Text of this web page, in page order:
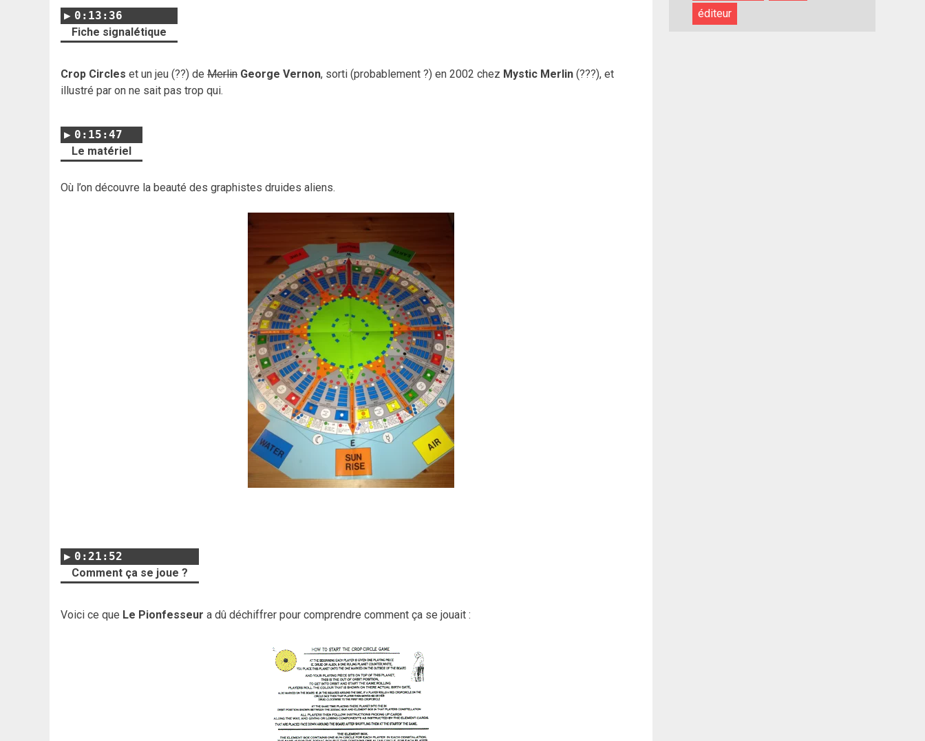
0:13:36
Fiche signalétique
Crop Circles et un jeu (??) de Merlin George Vernon, sorti (probablement ?) en 2002 chez Mystic Merlin (???), et
illustré par on ne sait pas trop qui.
0:15:47
Le matériel
Où l’on découvre la beauté des graphistes druides aliens.
0:21:52
Comment ça se joue ?
Voici ce que Le Pionfesseur a dû déchiffrer pour comprendre comment ça se jouait :
éditeur